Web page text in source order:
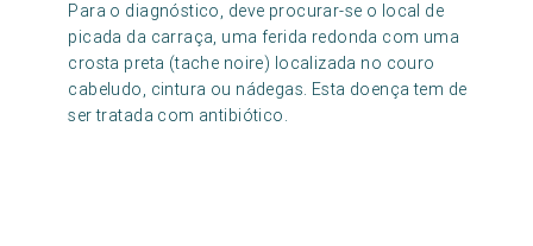
Para o diagnóstico, deve procurar-se o local de
picada da carraça, uma ferida redonda com uma
crosta preta (tache noire) localizada no couro
cabeludo, cintura ou nádegas. Esta doença tem de
ser tratada com antibiótico.